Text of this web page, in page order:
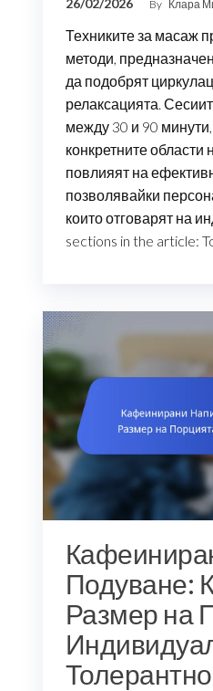
26/02/2026 By Клара
Техниките за масаж
методи,
да подобрят
релаксацията.
между 30 и 90
конкретните области
повлияят на
позволявайки
които отговарят на
sections in the article:
Подуване:
Размер на